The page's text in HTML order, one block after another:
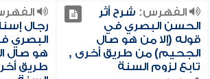
الفهرس: شرح أثر
الحسن البصري في
قوله (إلا من هو صال
الجحيم) من طريق أخرى ,
تابع لزوم السنة
رجال
البصري
هو صال
طريق